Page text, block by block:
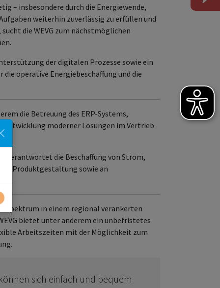
– insbesondere durch die Energiewende,
weiterhin zuverlässig zu erfüllen und
die WEVG zum nächstmöglichen
der digitalen Prozesse sowie ein
die operative Energiebeschaffung und die
die Betreuung des ERP-Systems,
moderner Lösungen im Vertrieb
verantwortet die Beschaffung von Strom,
Produktgestaltung sowie an
in einem regional verankerten
bietet unter anderem ein unbefristetes
Arbeitszeiten mit der Möglichkeit zum
sich einfach und bequem